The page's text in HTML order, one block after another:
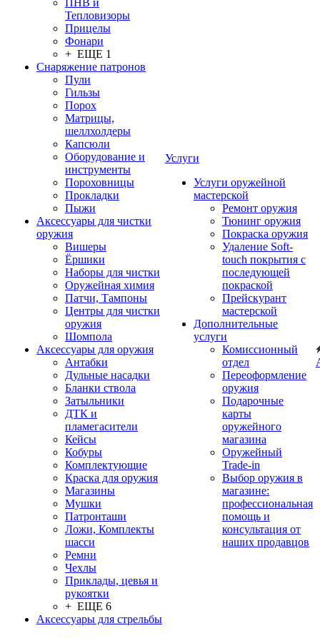
ПНВ и
Тепловизоры
Прицелы
Фонари
+ ЕЩЕ 1
Снаряжение патронов
Пули
Гильзы
Порох
Матрицы,
шеллхолдеры
Капсюли
Оборудование и
инструменты
Пороховницы
Прокладки
Пыжи
Аксессуары для чистки
оружия
Вишеры
Ёршики
Наборы для чистки
Оружейная химия
Патчи, Тампоны
Центры для чистки
оружия
Шомпола
Аксессуары для оружия
Антабки
Дульные насадки
Бланки ствола
Затыльники
ДТК и
пламегасители
Кейсы
Кобуры
Комплектующие
Краска для оружия
Магазины
Мушки
Патронташи
Ложи, Комплекты
шасси
Ремни
Чехлы
Приклады, цевья и
рукоятки
+ ЕЩЕ 6
Аксессуары для стрельбы
Услуги
Услуги оружейной
мастерской
Ремонт оружия
Тюнинг оружия
Покраска оружия
Удаление Soft-
touch покрытия с
последующей
покраской
Прейскурант
мастерской
Дополнительные
услуги
Комиссионный
отдел
Переоформление
оружия
Подарочные
карты
оружейного
магазина
Оружейный
Trade-in
Выбор оружия в
магазине:
профессиональная
помощь и
консультация от
наших продавцов